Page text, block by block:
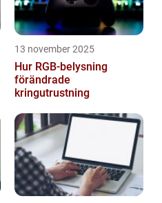
13 november 2025
Hur RGB-belysning
förändrade
kringutrustning